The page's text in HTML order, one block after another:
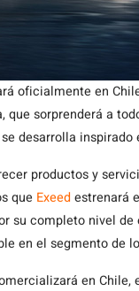
oficialmente en
que sorprenderá a
desarrolla
productos y
que Exeedestrenará
su completo nivel
en el segmento de
en Chile,